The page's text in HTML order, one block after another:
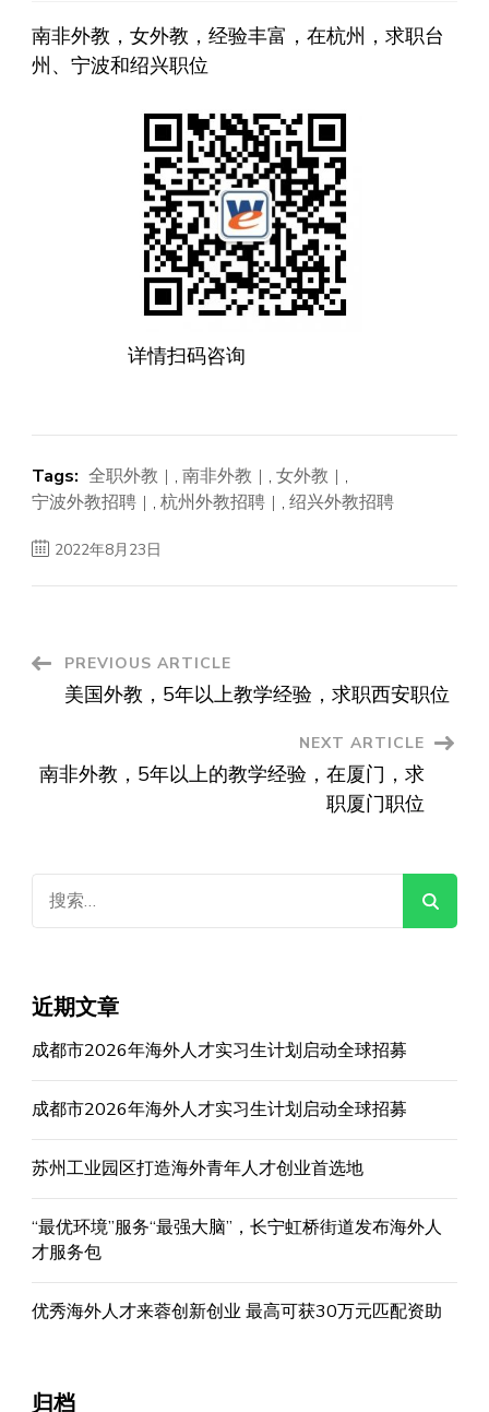
南非外教，女外教，经验丰富，在杭州，求职台
州、宁波和绍兴职位
详情扫码咨询
Tags: 全职外教 , 南非外教 , 女外教
,
宁波外教招聘
, 杭州外教招聘 , 绍兴外教招聘
2022年8月23日
Post
Navigation
PREVIOUS ARTICLE
美国外教，5年以上教学经验，求职西安职位
NEXT ARTICLE
南非外教，5年以上的教学经验，在厦门，求
职厦门职位
索：
近期文章
成都市2026年海外人才实习生计划启动全球招募
成都市2026年海外人才实习生计划启动全球招募
苏州工业园区打造海外青年人才创业首选地
“最优环境”服务“最强大脑”，长宁虹桥街道发布海外人
才服务包
优秀海外人才来蓉创新创业 最高可获30万元匹配资助
归档